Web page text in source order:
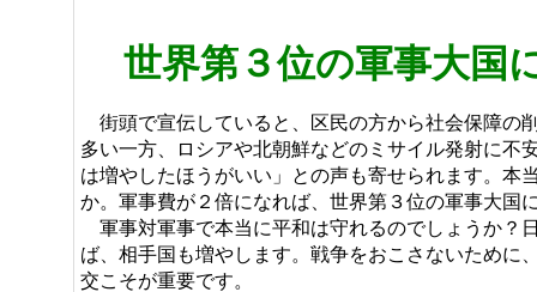
世界第３位の軍事大国
街頭で宣伝していると、区民の方から社会保障の
多い一方、ロシアや北朝鮮などのミサイル発射に不
は増やしたほうがいい」との声も寄せられます。本
か。軍事費が２倍になれば、世界第３位の軍事大国
軍事対軍事で本当に平和は守れるのでしょうか？
ば、相手国も増やします。戦争をおこさないために
交こそが重要です。